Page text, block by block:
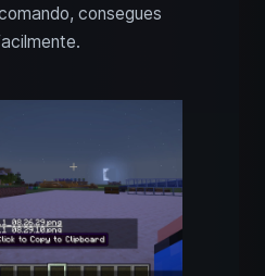
consegues